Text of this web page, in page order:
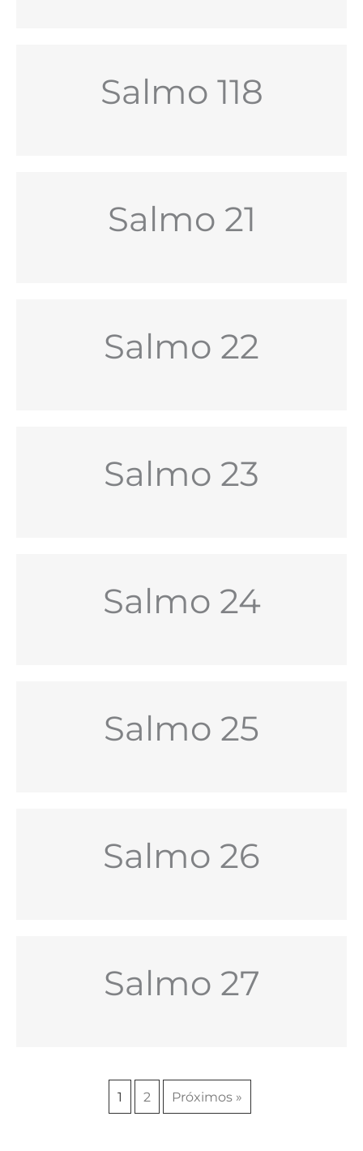
Salmo 118
Salmo 21
Salmo 22
Salmo 23
Salmo 24
Salmo 25
Salmo 26
Salmo 27
1 2 Próximos »